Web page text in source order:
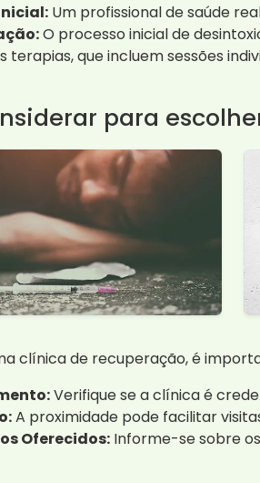
Um profissional de saúde
O processo inicial de
terapias, que incluem sessões
para
clínica de recuperação, é
Verifique se a clínica é
A proximidade pode facilitar
Oferecidos: Informe-se sobre